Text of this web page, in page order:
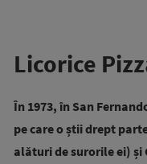
Licorice
În 1973, în San
pe care o știi drept
alături de surorile ei) și